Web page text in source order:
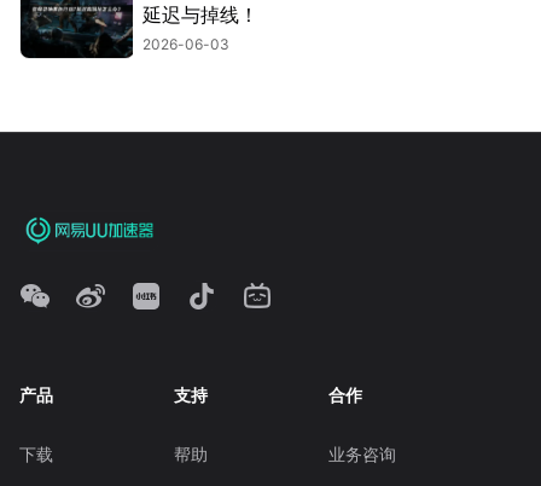
延迟与掉线！
2026-06-03
产品
下载
支持
帮助
合作
业务咨询